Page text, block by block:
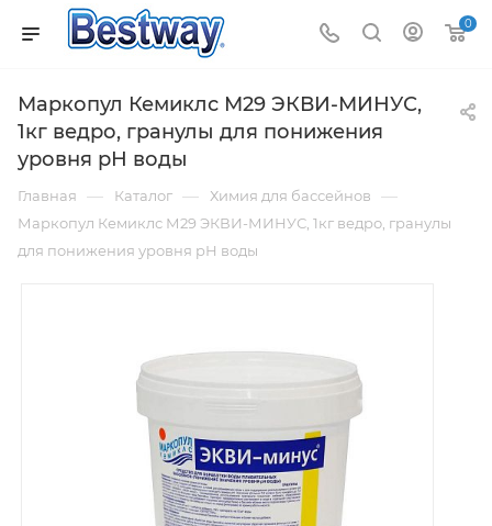
0
Маркопул Кемиклс М29 ЭКВИ-МИНУС,
1кг ведро, гранулы для понижения
уровня рН воды
Главная — Каталог — Химия для бассейнов —
Маркопул Кемиклс М29 ЭКВИ-МИНУС, 1кг ведро, гранулы
для понижения уровня рН воды